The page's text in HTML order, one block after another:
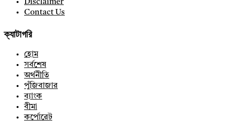
Disclaimer
Contact Us
ক্যাটাগরি
হোম
সর্বশেষ
অর্থনীতি
পুঁজিবাজার
ব্যাংক
বীমা
কর্পোরেট